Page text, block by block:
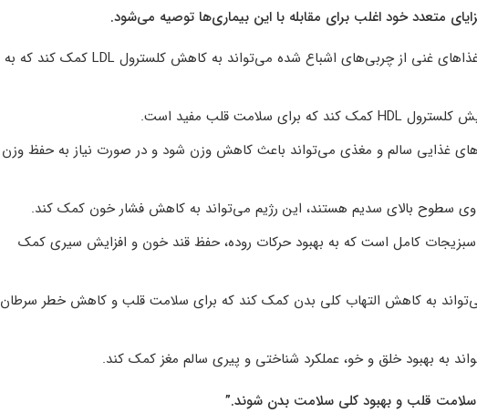
متعدد خود اغلب برای مقابله با این بیماری‌ها توصیه می‌شود.
۱. کاهش کلسترول بد (LDL): رژیم مدیترانه‌ای با اجتناب از غذاهای غنی از چربی‌های اشباع شده می‌تواند به کاهش کلسترول LDL کمک کند که به
غذایی سالم و مغذی می‌تواند باعث کاهش وزن شود و در صورت نیاز به حفظ وزن
و سبزیجات کامل است که به بهبود حرکات روده، حفظ قند خون و افزایش سیری کمک
به کاهش التهاب کلی بدن کمک کند که برای سلامت قلب و کاهش خطر سرطان
سلامت قلب و بهبود کلی سلامت بدن شوند.”